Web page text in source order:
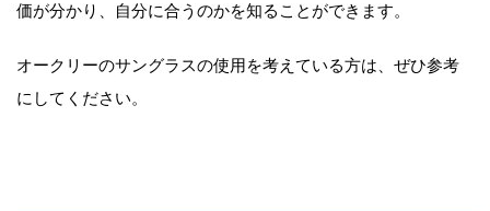
価が分かり、自分に合うのかを知ることができます。
オークリーのサングラスの使用を考えている方は、ぜひ参考
にしてください。